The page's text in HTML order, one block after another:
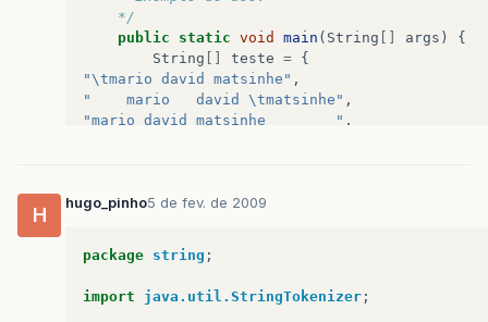
    */
public
static void main ( String args )
{
String
teste = {
"\tmario david matsinhe" ,
"    mario   david \tmatsinhe" ,
"mario david matsinhe        " ,
System
}
H
hugo_pinho5 de fev. de 2009
package string ;
import java.util.StringTokenizer ;